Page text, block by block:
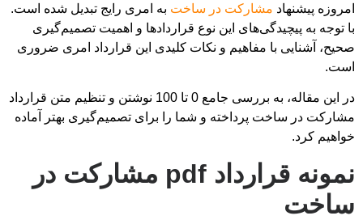
امروزه پیشنهاد مشارکت در ساخت به امری رایج تبدیل شده است.
با توجه به پیچیدگی‌های این نوع قراردادها و اهمیت تصمیم‌گیری
صحیح، آشنایی با مفاهیم و نکات کلیدی این قرارداد امری ضروری
است.
در این مقاله، به بررسی جامع 0 تا 100 نوشتن و تنظیم متن قرارداد
مشارکت در ساخت پرداخته و شما را برای تصمیم‌گیری بهتر آماده
خواهیم کرد.
نمونه قرارداد pdf مشارکت در
ساخت